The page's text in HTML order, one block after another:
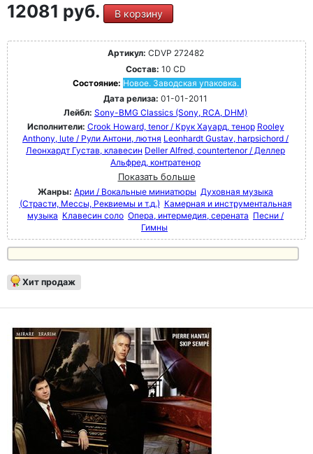
12081 руб. В корзину
Артикул: CDVP 272482
Состав: 10 CD
Состояние: Новое. Заводская упаковка.
Дата релиза: 01-01-2011
Лейбл: Sony-BMG Classics (Sony, RCA, DHM)
Исполнители: Crook Howard, tenor / Крук Хауард, тенор Rooley
Anthony, lute / Рули Антони, лютня Leonhardt Gustav, harpsichord /
Леонхардт Густав, клавесин Deller Alfred, countertenor / Деллер
Альфред, контратенор
Показать больше
Жанры: Арии / Вокальные миниатюры Духовная музыка
(Страсти, Мессы, Реквиемы и т.д.) Камерная и инструментальная
музыка Клавесин соло Опера, интермедия, серената Песни /
Гимны
Хит продаж